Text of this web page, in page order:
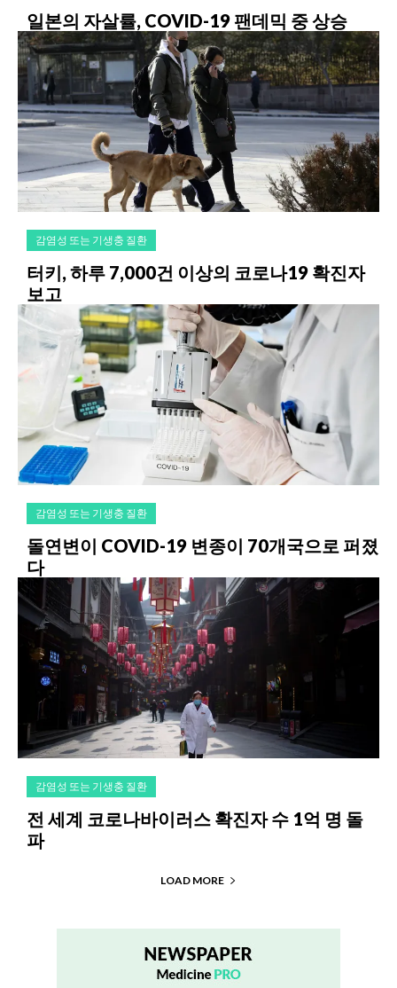
일본의 자살률, COVID-19 팬데믹 중 상승
감염성 또는 기생충 질환
터키, 하루 7,000건 이상의 코로나19 확진자
보고
감염성 또는 기생충 질환
돌연변이 COVID-19 변종이 70개국으로 퍼졌
다
감염성 또는 기생충 질환
전 세계 코로나바이러스 확진자 수 1억 명 돌
파
LOAD MORE